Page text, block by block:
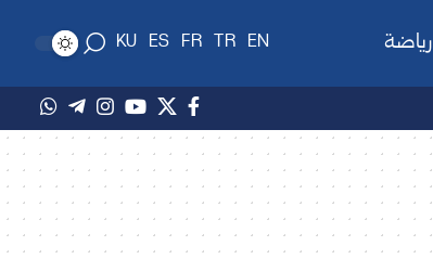
رياضة EN
TR
FR
ES
KU